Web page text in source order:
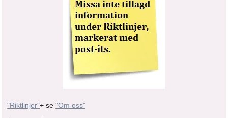
"Riktlinjer"+ se "Om oss"